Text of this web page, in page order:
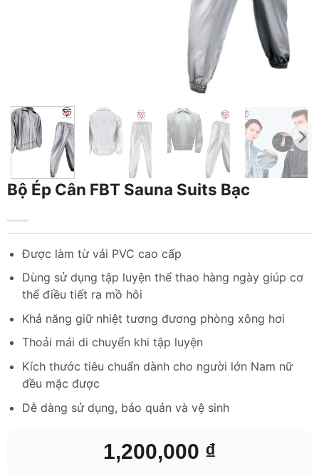
Bộ Ép Cân FBT Sauna Suits Bạc
1,200,000 ₫
Được làm từ vải PVC cao cấp
Dùng sử dụng tập luyện thể thao hàng ngày giúp cơ
thể điều tiết ra mồ hôi
Khả năng giữ nhiệt tương đương phòng xông hơi
Thoải mái di chuyển khi tập luyện
Kích thước tiêu chuẩn dành cho người lớn Nam nữ
đều mặc được
Dễ dàng sử dụng, bảo quản và vệ sinh